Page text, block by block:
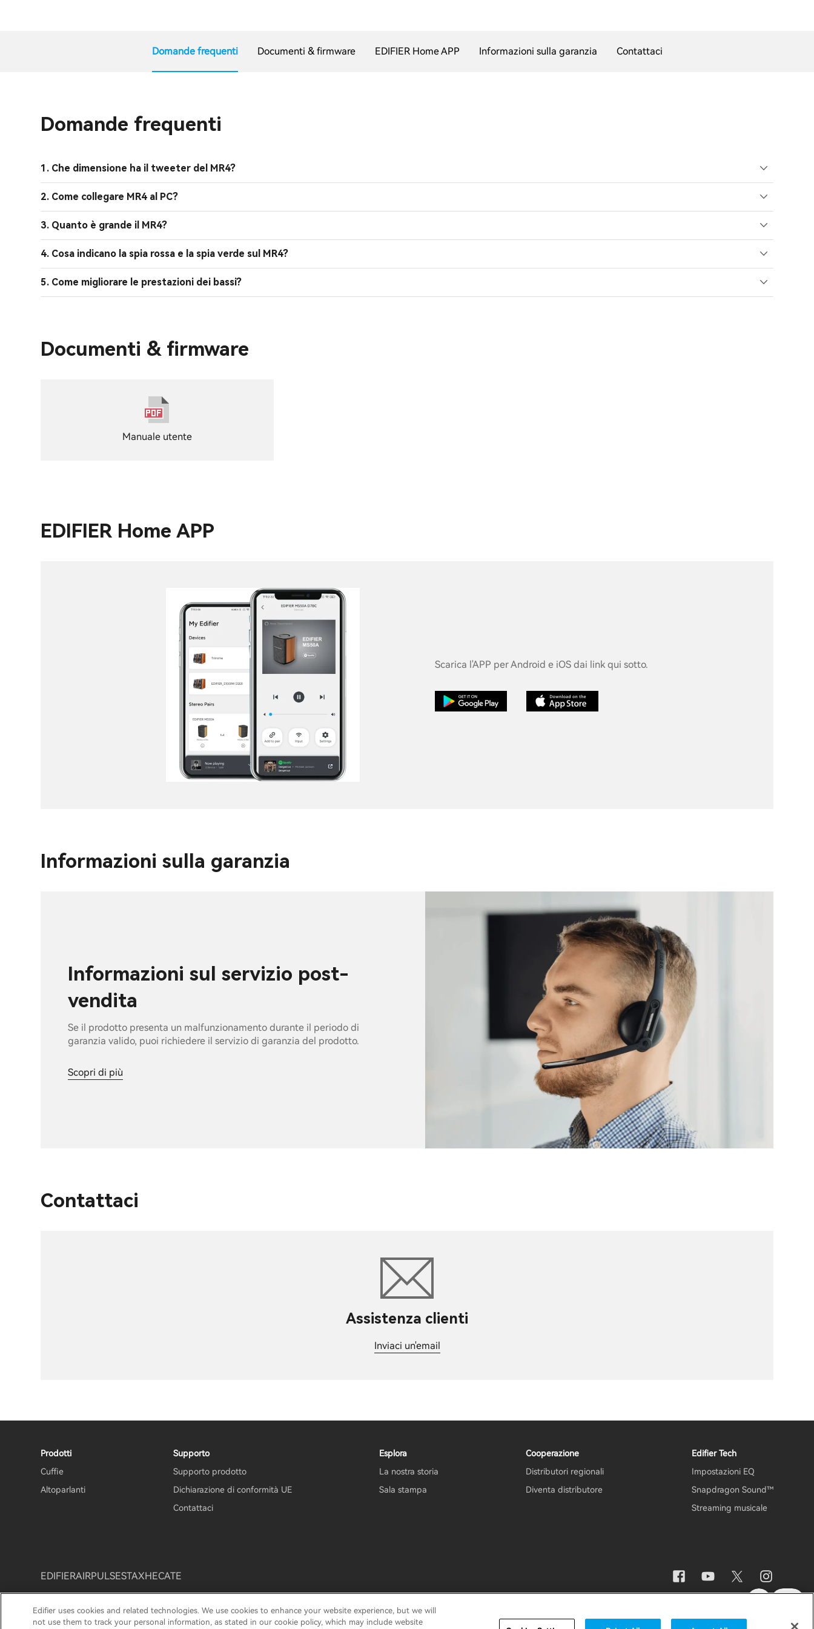
Domande frequenti Documenti & firmware EDIFIER Home APP Informazioni sulla garanzia Contattaci
Domande frequenti
1. Che dimensione ha il tweeter del MR4?
2. Come collegare MR4 al PC?
3. Quanto è grande il MR4?
4. Cosa indicano la spia rossa e la spia verde sul MR4?
5. Come migliorare le prestazioni dei bassi?
Documenti & firmware
Manuale utente
EDIFIER Home APP
Scarica l'APP per Android e iOS dai link qui sotto.
Informazioni sulla garanzia
Informazioni sul servizio post-
vendita
Se il prodotto presenta un malfunzionamento durante il periodo di
garanzia valido, puoi richiedere il servizio di garanzia del prodotto.
Scopri di più
Contattaci
Assistenza clienti
Inviaci un'email
Prodotti
Cuffie
Altoparlanti
Supporto
Supporto prodotto
Dichiarazione di conformità UE
Contattaci
Esplora
La nostra storia
Sala stampa
Cooperazione
Distributori regionali
Diventa distributore
Edifier Tech
Impostazioni EQ
Snapdragon Sound™
Streaming musicale
EDIFIERAIRPULSESTAXHECATE
Informativa sulla privacy Informativa sui cookie Politica di garanzia Termini di utilizzo Non vendere le mie informazioni Sicurezza Avviso importante Italia / Italiano
Edifier uses cookies and related technologies. We use cookies to enhance your website experience, but we will
not use them to track your personal information, as stated in our cookie policy, which may include website